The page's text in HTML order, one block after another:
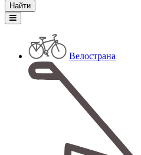
Велострана